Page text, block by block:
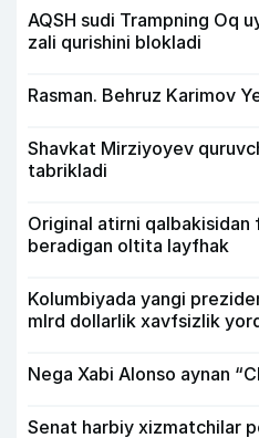
AQSH sudi Trampning Oq
zali qurishini blokladi
Rasman. Behruz Karimov
Shavkat Mirziyoyev
tabrikladi
Original atirni qalbakisidan
beradigan oltita layfhak
Kolumbiyada yangi
mlrd dollarlik xavfsizlik
Nega Xabi Alonso aynan
Senat harbiy xizmatchilar